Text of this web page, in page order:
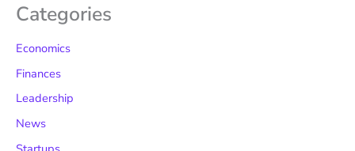
Categories
Economics
Finances
Leadership
News